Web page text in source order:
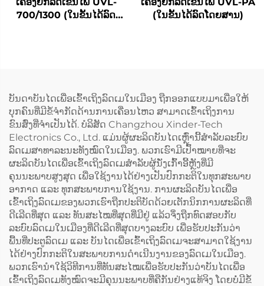
700/1300 (ໃນຂັ້ນໄດ້ລົດ
(ໃນຂັ້ນໄດ້ລົດໂດຍສານ)
ບັນດາບັນໄດເພື່ອເຂົ້າເຖິງລົດເມໃນເມືອງ ຖືກອອກແບບມາເພື່ອໃຫ້
ບຸກຄົນທີ່ມີຂໍ້ຈຳກັດດ້ານການເຄື່ອນໄຫວ ສາມາດເຂົ້າເຖິງການ
ຂົນສົ່ງທີ່ຈຳເປັນໄດ້. ບໍລິສັດ Changzhou Xinder-Tech
Electronics Co., Ltd. ແມ່ນຜູ້ຜະລິດບັນໄດເຫຼົ່ານີ້ສຳລັບລະບົບ
ລົດເມສາທາລະນະທັງໝົດໃນເມືອງ. ພວກເຮົາມີເປົ້າໝາຍທີ່ຈະ
ຜະລິດບັນໄດເພື່ອເຂົ້າເຖິງລົດເມສຳລັບຜູ້ນັ່ງເກົ້າອີ້ຫຼັງທີ່ມີ
ຄຸນນະພາບສູງສຸດ ເພື່ອໃຊ້ງານໄດ້ຢ່າງເປັນປົກກະຕິໃນທຸກສະພາບ
ອາກາດ ແລະ ທຸກສະພາບການໃຊ້ງານ. ການຜະລິດບັນໄດເພື່ອ
ເຂົ້າເຖິງລົດເມຂອງພວກເຮົາຖືກປະຕິບັດດ້ວຍເຕັກນິກການຜະລິດທີ່
ດີເລີດທີ່ສຸດ ແລະ ທັນສະໄໝທີ່ສຸດທີ່ມີຢູ່ ແລ້ວຈຶ່ງຖືກທົດສອບກັບ
ລະບົບລົດເມໃນເມືອງທີ່ດີເລີດທີ່ສຸດບາງລະບົບ ເພື່ອຮັບປະກັນວ່າ
ພື້ນທີ່ປະຕູລົດເມ ແລະ ບັນໄດເພື່ອເຂົ້າເຖິງລົດເມຈະສາມາດໃຊ້ງານ
ໄດ້ຢ່າງປົກກະຕິໃນສະພາບການດຳເນີນງານຂອງລົດເມໃນເມືອງ.
ພວກເຮົານຳໃຊ້ວິທີການທີ່ທັນສະໄໝເພື່ອຮັບປະກັນວ່າບັນໄດເພື່ອ
ເຂົ້າເຖິງລົດເມທັງໝົດຈະມີຄຸນນະພາບທີ່ຄືກັນຢ່າງແທ້ຈິງ ໂດຍບໍ່ມີຂໍ້